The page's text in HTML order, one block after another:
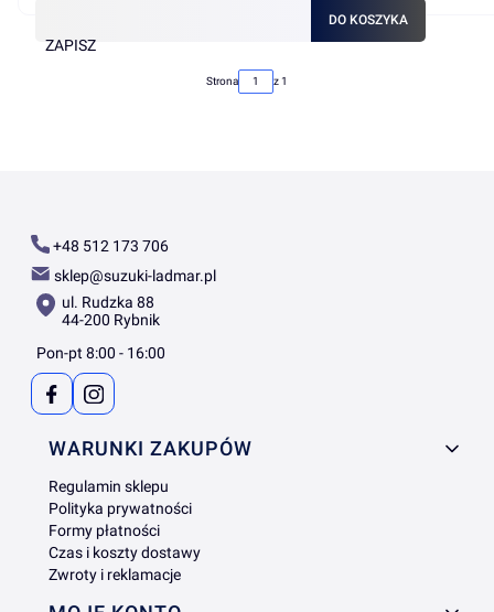
ZAPISZ
DO KOSZYKA
Strona z 1
+48 512 173 706
sklep@suzuki-ladmar.pl
ul. Rudzka 88
44-200 Rybnik
Pon-pt 8:00 - 16:00
Linki w stopce
WARUNKI ZAKUPÓW
Regulamin sklepu
Polityka prywatności
Formy płatności
Czas i koszty dostawy
Zwroty i reklamacje